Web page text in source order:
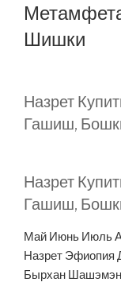
Шишки
Назрет
Гашиш,
Назрет
Гашиш,
Май Июнь Июль
Назрет Эфиопия
Бырхан